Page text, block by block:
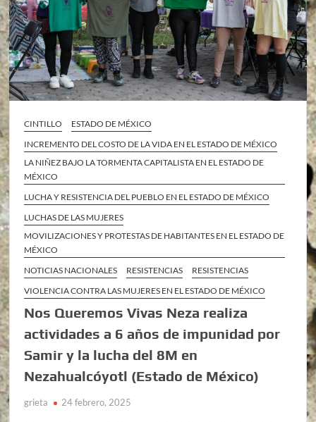
CINTILLO
ESTADO DE MÉXICO
INCREMENTO DEL COSTO DE LA VIDA EN EL ESTADO DE MÉXICO
LA NIÑEZ BAJO LA TORMENTA CAPITALISTA EN EL ESTADO DE
MÉXICO
LUCHA Y RESISTENCIA DEL PUEBLO EN EL ESTADO DE MÉXICO
LUCHAS DE LAS MUJERES
MOVILIZACIONES Y PROTESTAS DE HABITANTES EN EL ESTADO DE
MÉXICO
NOTICIAS NACIONALES
RESISTENCIAS
RESISTENCIAS
VIOLENCIA CONTRA LAS MUJERES EN EL ESTADO DE MÉXICO
Nos Queremos Vivas Neza realiza
actividades a 6 años de impunidad por
Samir y la lucha del 8M en
Nezahualcóyotl (Estado de México)
grieta 24 febrero, 2025